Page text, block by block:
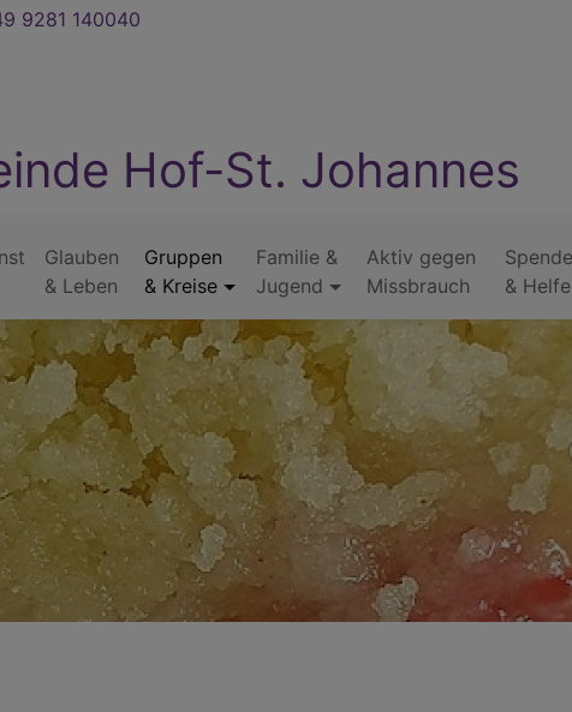
9281 140040
Hof-St. Johannes
Glauben
& Leben
Gruppen
& Kreise
Familie &
Jugend
Aktiv gegen
Missbrauch
&